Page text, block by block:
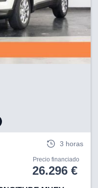
3 horas
Precio financiado
26.296 €